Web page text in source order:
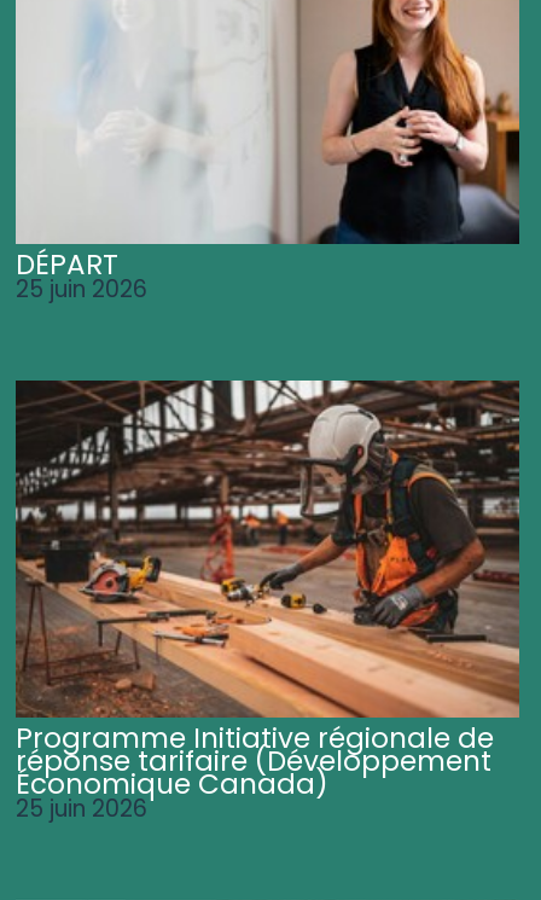
DÉPART
25 juin 2026
Programme Initiative régionale de
réponse tarifaire (Développement
Économique Canada)
25 juin 2026